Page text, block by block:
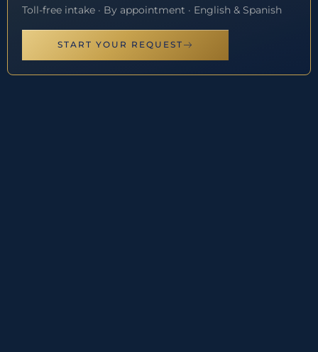
Toll-free intake · By appointment · English & Spanish
START YOUR REQUEST